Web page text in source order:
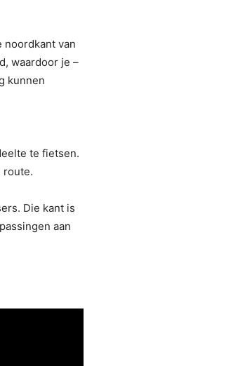
noordkant van
waardoor je –
kunnen
te fietsen.
route.
Die kant is
aan